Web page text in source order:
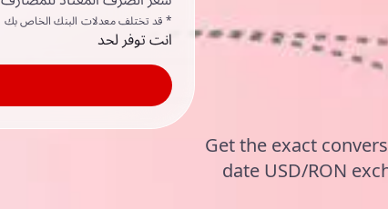
Get the exact
date USD/RON
* قد تختلف معدلات البنك الخاص بك
انت توفر لحد